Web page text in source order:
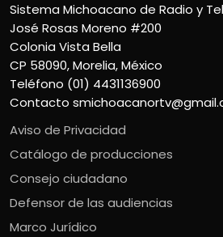
Sistema Michoacano de Radio y
José Rosas Moreno #200
Colonia Vista Bella
CP 58090, Morelia, México
Teléfono (01) 4431136900
Contacto
Aviso de Privacidad
Catálogo de producciones
Consejo ciudadano
Defensor de las audiencias
Marco Jurídico